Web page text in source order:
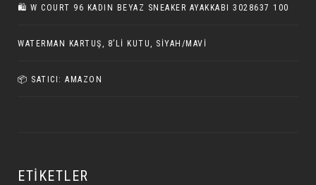
🛍️ W COURT 96 KADIN BEYAZ SNEAKER AYAKKABI 3028637 100
WATERMAN KARTUŞ, 8’LI KUTU, SIYAH/MAVI
📦 SATICI: AMAZON
ETIKETLER